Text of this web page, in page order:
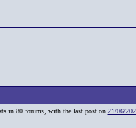
in 80 forums, with the last post on 21/06/